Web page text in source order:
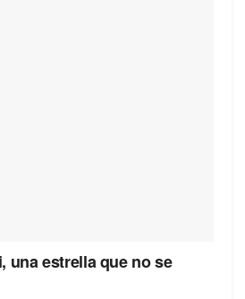
una estrella que no se